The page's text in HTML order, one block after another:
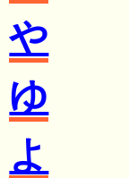
や
ゆ
よ